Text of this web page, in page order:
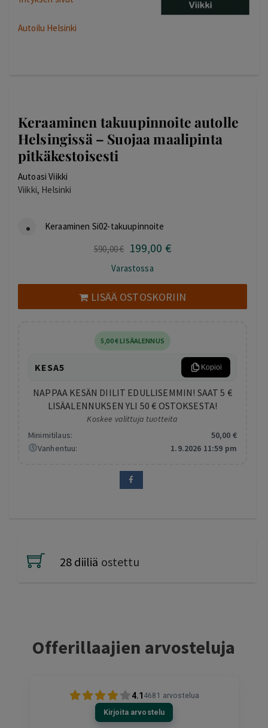
Autoilu Helsinki
Keraaminen takuupinnoite autolle
Helsingissä – Suojaa maalipinta
pitkäkestoisesti
Autoasi Viikki
Viikki, Helsinki
Keraaminen Si02-takuupinnoite
590,00€ Alkuperäinen
oli:
590,00 €.
199,00 €Nykyinen
199,00 €.
Varastossa
LISÄÄ OSTOSKORIIN
5 ,00€LISÄALENNUS
KESA5 Kopioi
NAPPAA KESÄN DIILIT EDULLISEMMIN! SAAT 5 €
LISÄALENNUKSEN YLI 50 € OSTOKSESTA!
Koskee valittuja tuotteita
Minimitilaus:
50,00 €
Vanhentuu:
1.9.2026 11:59 pm
28 diiliä ostettu
Offerillaajien arvosteluja
4.1 4681 arvostelua
Kirjoita arvostelu